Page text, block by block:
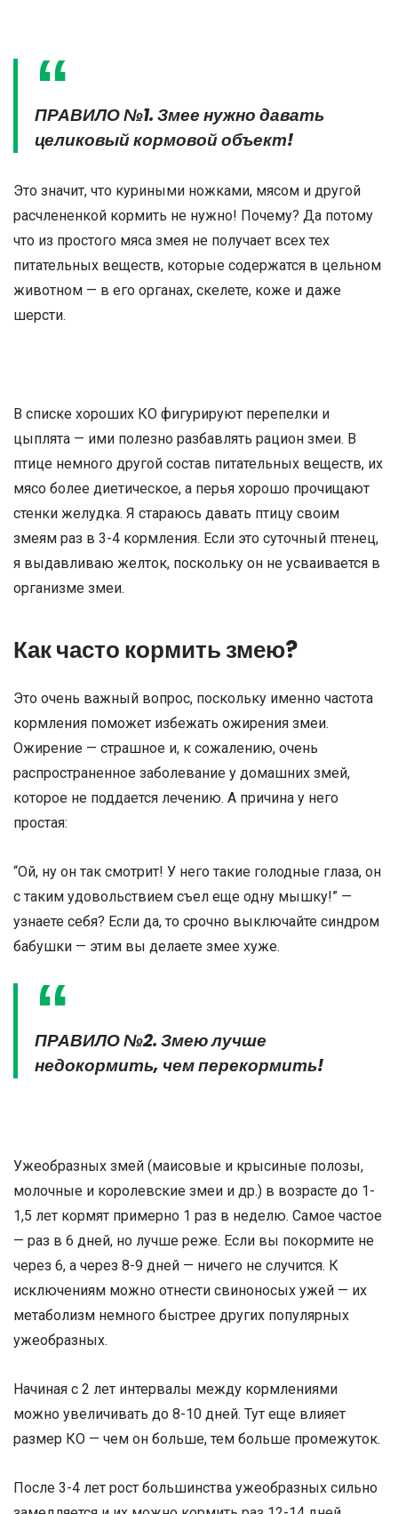
ПРАВИЛО №1. Змее нужно давать
целиковый кормовой объект!
Это значит, что куриными ножками, мясом и другой
расчлененкой кормить не нужно! Почему? Да потому
что из простого мяса змея не получает всех тех
питательных веществ, которые содержатся в цельном
животном — в его органах, скелете, коже и даже
шерсти.
В списке хороших КО фигурируют перепелки и
цыплята — ими полезно разбавлять рацион змеи. В
птице немного другой состав питательных веществ, их
мясо более диетическое, а перья хорошо прочищают
стенки желудка. Я стараюсь давать птицу своим
змеям раз в 3-4 кормления. Если это суточный птенец,
я выдавливаю желток, поскольку он не усваивается в
организме змеи.
Как часто кормить змею?
Это очень важный вопрос, поскольку именно частота
кормления поможет избежать ожирения змеи.
Ожирение — страшное и, к сожалению, очень
распространенное заболевание у домашних змей,
которое не поддается лечению. А причина у него
простая:
“Ой, ну он так смотрит! У него такие голодные глаза, он
с таким удовольствием съел еще одну мышку!” —
узнаете себя? Если да, то срочно выключайте синдром
бабушки — этим вы делаете змее хуже.
ПРАВИЛО №2. Змею лучше
недокормить, чем перекормить!
Ужеобразных змей (маисовые и крысиные полозы,
молочные и королевские змеи и др.) в возрасте до 1-
1,5 лет кормят примерно 1 раз в неделю. Самое частое
— раз в 6 дней, но лучше реже. Если вы покормите не
через 6, а через 8-9 дней — ничего не случится. К
исключениям можно отнести свиноносых ужей — их
метаболизм немного быстрее других популярных
ужеобразных.
Начиная с 2 лет интервалы между кормлениями
можно увеличивать до 8-10 дней. Тут еще влияет
размер КО — чем он больше, тем больше промежуток.
После 3-4 лет рост большинства ужеобразных сильно